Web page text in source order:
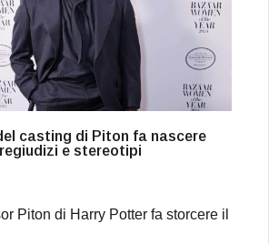
casting di Piton fa nascere
e stereotipi
Piton di Harry Potter fa storcere il